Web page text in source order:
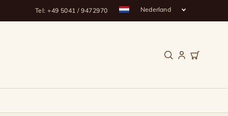
Tel: +49 5041 / 9472970 Nederland